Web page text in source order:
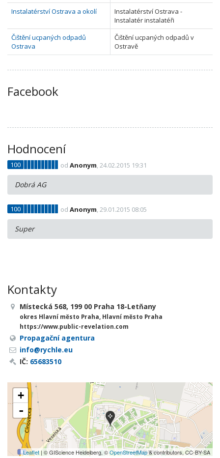
Instalatérství Ostrava a okolí
Instalatérství Ostrava -
Instalatér instalatéři
Čištění ucpaných odpadů
Ostrava
Čištění ucpaných odpadů v
Ostravě
Facebook
Hodnocení
100 od Anonym, 24.02.2015 19:31
Dobrá AG
100 od Anonym, 29.01.2015 08:05
Super
Kontakty
Místecká 568, 199 00 Praha 18-Letňany
okres Hlavní město Praha, Hlavní město Praha
https://www.public-revelation.com
Propagační agentura
info@rychle.eu
IČ: 65683510
+
-
Leaflet | © GIScience Heidelberg, ©OpenStreetMap& contributors, CC-BY-SA